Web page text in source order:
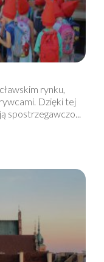
rynku,
Dzięki tej
spostrzegawczo...